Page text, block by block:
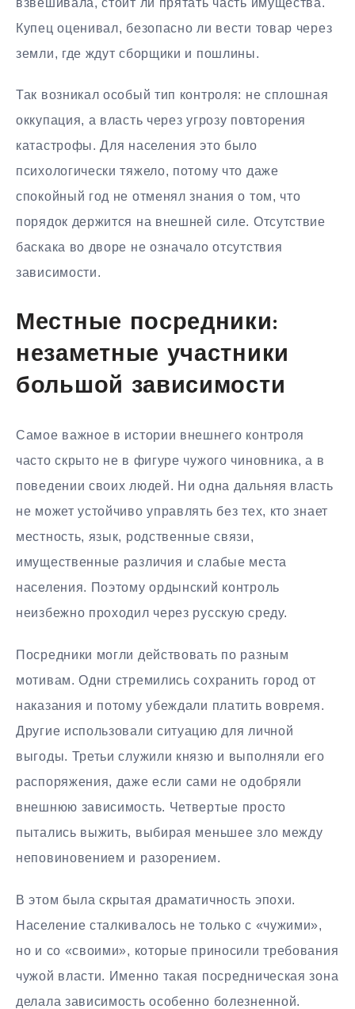
Купец оценивал, безопасно ли вести товар через
земли, где ждут сборщики и пошлины.
Так возникал особый тип контроля: не сплошная
оккупация, а власть через угрозу повторения
катастрофы. Для населения это было
психологически тяжело, потому что даже
спокойный год не отменял знания о том, что
порядок держится на внешней силе. Отсутствие
баскака во дворе не означало отсутствия
зависимости.
Местные посредники:
незаметные участники
большой зависимости
Самое важное в истории внешнего контроля
часто скрыто не в фигуре чужого чиновника, а в
поведении своих людей. Ни одна дальняя власть
не может устойчиво управлять без тех, кто знает
местность, язык, родственные связи,
имущественные различия и слабые места
населения. Поэтому ордынский контроль
неизбежно проходил через русскую среду.
Посредники могли действовать по разным
мотивам. Одни стремились сохранить город от
наказания и потому убеждали платить вовремя.
Другие использовали ситуацию для личной
выгоды. Третьи служили князю и выполняли его
распоряжения, даже если сами не одобряли
внешнюю зависимость. Четвертые просто
пытались выжить, выбирая меньшее зло между
неповиновением и разорением.
В этом была скрытая драматичность эпохи.
Население сталкивалось не только с «чужими»,
но и со «своими», которые приносили требования
чужой власти. Именно такая посредническая зона
делала зависимость особенно болезненной.